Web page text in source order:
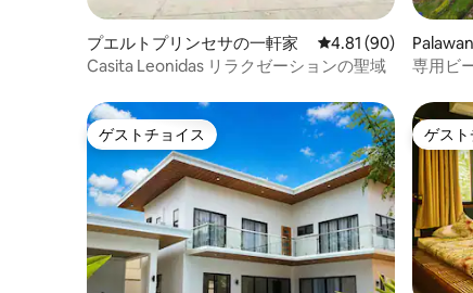
プエルトプリンセサの一軒家 レビュー90件、5つ
4.81 (90)
Casita Leonidas リラクゼーションの聖域
専用ビ
ゲストチョイス
ゲストチョイス ゲス
ゲスト